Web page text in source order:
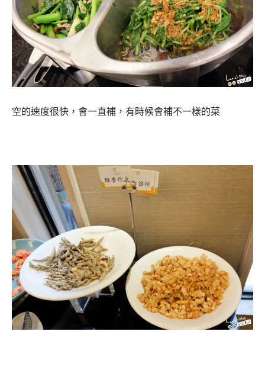
空的速度很快，會一直補，有時候會補不一樣的菜